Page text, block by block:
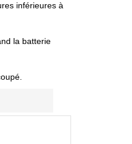
inférieures à
la batterie